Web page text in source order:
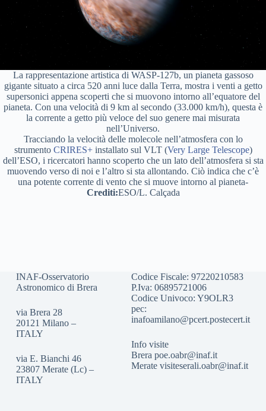
La rappresentazione artistica di WASP-127b, un pianeta gassoso
gigante situato a circa 520 anni luce dalla Terra, mostra i venti a getto
supersonici appena scoperti che si muovono intorno all’equatore del
pianeta. Con una velocità di 9 km al secondo (33.000 km/h), questa è
la corrente a getto più veloce del suo genere mai misurata
nell’Universo.
Tracciando la velocità delle molecole nell’atmosfera con lo
strumento CRIRES+installato sul VLT (Very Large Telescope)
dell’ESO, i ricercatori hanno scoperto che un lato dell’atmosfera si sta
muovendo verso di noi e l’altro si sta allontando. Ciò indica che c’è
una potente corrente di vento che si muove intorno al pianeta-
Crediti:ESO/L. Calçada
INAF-Osservatorio
Astronomico di Brera
via Brera 28
20121 Milano –
ITALY
via E. Bianchi 46
23807 Merate (Lc) –
ITALY
Codice Fiscale: 97220210583
P.Iva: 06895721006
Codice Univoco: Y9OLR3
pec:
inafoamilano@pcert.postecert.it
Info visite
Brerapoe.oabr@inaf.it
Meratevisiteserali.oabr@inaf.it